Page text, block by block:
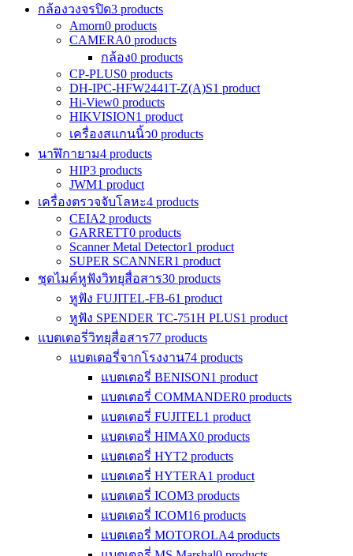
กล้องวงจรปิด3 products
Amorn0 products
CAMERA0 products
กล้อง0 products
CP-PLUS0 products
DH-IPC-HFW2441T-Z(A)S1 product
Hi-View0 products
HIKVISION1 product
เครื่องสแกนนิ้ว0 products
นาฬิกายาม4 products
HIP3 products
JWM1 product
เครื่องตรวจจับโลหะ4 products
CEIA2 products
GARRETT0 products
Scanner Metal Detector1 product
SUPER SCANNER1 product
ชุดไมค์หูฟังวิทยุสื่อสาร30 products
หูฟัง FUJITEL-FB-61 product
หูฟัง SPENDER TC-751H PLUS1 product
แบตเตอรี่วิทยุสื่อสาร77 products
แบตเตอรี่จากโรงงาน74 products
แบตเตอรี่ BENISON1 product
แบตเตอรี่ COMMANDER0 products
แบตเตอรี่ FUJITEL1 product
แบตเตอรี่ HIMAX0 products
แบตเตอรี่ HYT2 products
แบตเตอรี่ HYTERA1 product
แบตเตอรี่ ICOM3 products
แบตเตอรี่ ICOM16 products
แบตเตอรี่ MOTOROLA4 products